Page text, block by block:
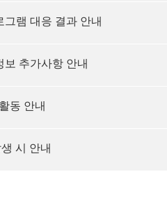
램 대응 결과 안내
추가사항 안내
동 안내
시 안내